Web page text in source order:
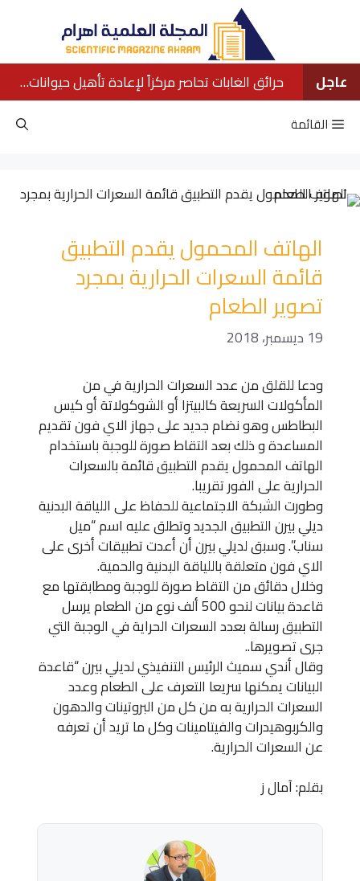
عاجل
حرائق الغابات تحاصر مركزاً لإعادة تأهيل حيوانات الأورانجوتان في بورنيو
القائمة
الهاتف المحمول يقدم التطبيق
قائمة السعرات الحرارية بمجرد
تصوير الطعام
19 ديسمبر، 2018
ودعا للقلق من عدد السعرات الحرارية في من
المأكولات السريعة كالبيتزا أو الشوكولاتة أو كيس
البطاطس وهو نضام جديد على جهاز الاي فون تقديم
المساعدة و ذلك بعد التقاط صورة للوجبة باستخدام
الهاتف المحمول يقدم التطبيق قائمة بالسعرات
الحرارية على الفور تقريبا.
وطورت الشبكة الاجتماعية للحفاظ على اللياقة البدنية
ديلي بيرن التطبيق الجديد وتطلق عليه اسم “ميل
سناب”. وسبق لديلي بيرن أن أعدت تطبيقات أخرى على
الاي فون متعلقة باللياقة البدنية والحمية.
وخلال دقائق من التقاط صورة للوجبة ومطابقتها مع
قاعدة بيانات لنحو 500 ألف نوع من الطعام يرسل
التطبيق رسالة بعدد السعرات الحراية في الوجبة التي
جرى تصويرها..
وقال أندي سميث الرئيس التنفيذي لديلي بيرن “قاعدة
البيانات يمكنها سريعا التعرف على الطعام وعدد
السعرات الحرارية به من كل من البروتينات والدهون
والكربوهيدرات والفيتامينات وكل ما تريد أن تعرفه
عن السعرات الحرارية.
بقلم: آمال ز